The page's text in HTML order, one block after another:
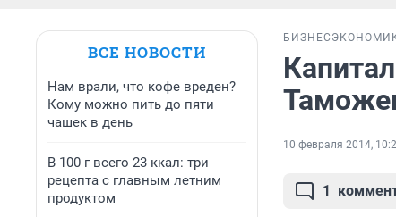
ВСЕ НОВОСТИ
Нам врали, что кофе вреден?
Кому можно пить до пяти
чашек в день
В 100 г всего 23 ккал: три
рецепта с главным летним
продуктом
БИЗНЕС
10 февраля 2014,
1